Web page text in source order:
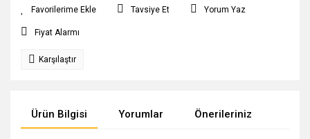
Tavsiye Et Yorum Yaz
Fiyat Alarmı
Karşılaştır
Ürün Bilgisi Yorumlar Önerileriniz